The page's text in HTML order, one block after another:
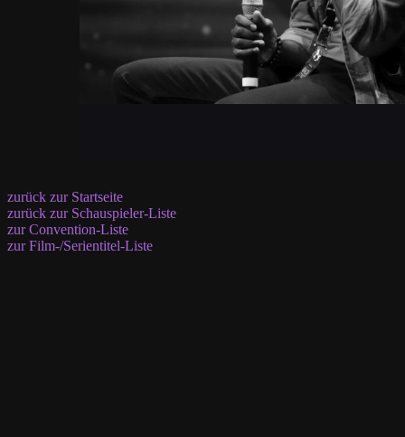
zurück zur Startseite
zurück zur Schauspieler-Liste
zur Convention-Liste
zur Film-/Serientitel-Liste